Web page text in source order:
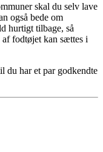
skal du selv lave
også bede om
hurtigt tilbage, så
fodtøjet kan sættes i
du har et par godkendte